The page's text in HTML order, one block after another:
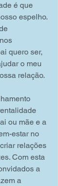
é que
espelho.
quero ser,
o meu
relação.
ou mãe e a
estar no
relações
Com esta
a
a